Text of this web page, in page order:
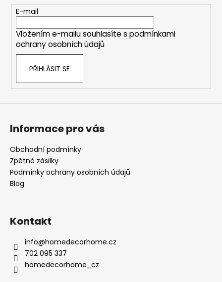
E-mail
Vložením e-mailu souhlasíte s podmínkami
ochrany osobních údajů
PŘIHLÁSIT SE
Informace pro vás
Obchodní podmínky
Zpětné zásilky
Podmínky ochrany osobních údajů
Blog
Kontakt
info@homedecorhome.cz
702 095 337
homedecorhome_cz